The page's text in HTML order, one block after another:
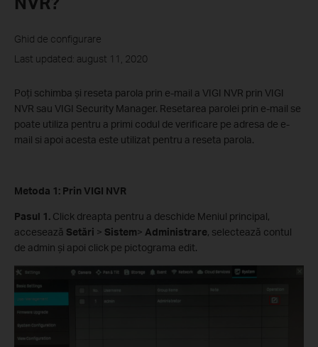
Ghid de configurare
Last updated: august 11, 2020
Poți schimba și reseta parola prin e-mail a VIGI NVR prin VIGI
NVR sau VIGI Security Manager. Resetarea parolei prin e-mail se
poate utiliza pentru a primi codul de verificare pe adresa de e-
mail si apoi acesta este utilizat pentru a reseta parola.
Metoda 1: Prin VIGI NVR
Pasul 1. Click dreapta pentru a deschide Meniul principal,
accesează Setări > Sistem> Administrare, selectează contul
de admin și apoi click pe pictograma edit.